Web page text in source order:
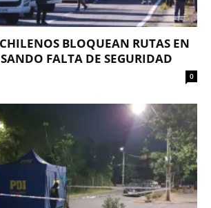
BLOQUEAN RUTAS EN
FALTA DE SEGURIDAD
0